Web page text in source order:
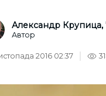
Александр Крупица,
Автор
2016 02:37